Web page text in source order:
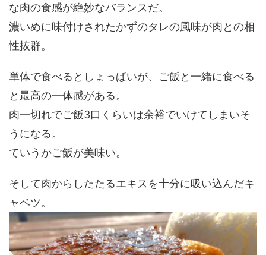
な肉の食感が絶妙なバランスだ。
濃いめに味付けされたかずのタレの風味が肉との相
性抜群。
単体で食べるとしょっぱいが、ご飯と一緒に食べる
と最高の一体感がある。
肉一切れでご飯3口くらいは余裕でいけてしまいそ
うになる。
ていうかご飯が美味い。
そして肉からしたたるエキスを十分に吸い込んだキ
ャベツ。